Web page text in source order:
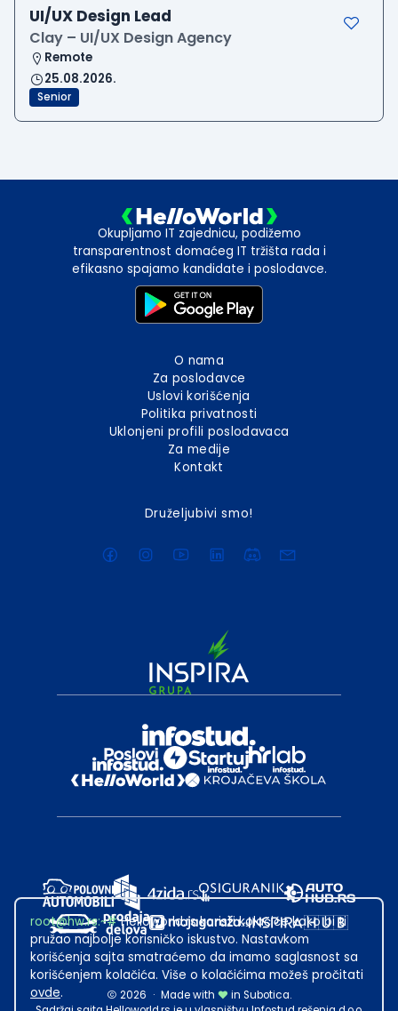
UI/UX Design Lead
Clay – UI/UX Design Agency
Remote
25.08.2026.
Senior
Okupljamo IT zajednicu, podižemo
transparentnost domaćeg IT tržišta rada i
efikasno spajamo kandidate i poslodavce.
O nama
Za poslodavce
Uslovi korišćenja
Politika privatnosti
Uklonjeni profili poslodavaca
Za medije
Kontakt
Druželjubivi smo!
2026 · Made with
in Subotica.
root@hw.rs:~#Helloworld.rs koristi kolačiće kako bi ti
pružao najbolje korisničko iskustvo. Nastavkom
korišćenja sajta smatraćemo da imamo saglasnost sa
korišćenjem kolačića. Više o kolačićima možeš pročitati
ovde.